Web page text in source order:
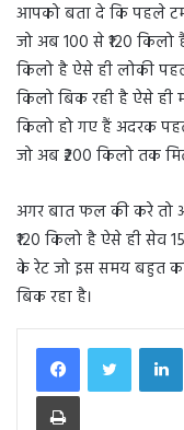
आपको बता दे कि पहले
जो अब 100 से ₹120 किलो
किलो है ऐसे ही लोकी
किलो बिक रही है ऐसे ही
किलो हो गए हैं अदरक
जो अब ₹200 किलो तक
अगर बात फल की करे तो
₹120 किलो है ऐसे ही सेव
के रेट जो इस समय बहुत
बिक रहा है।
Print